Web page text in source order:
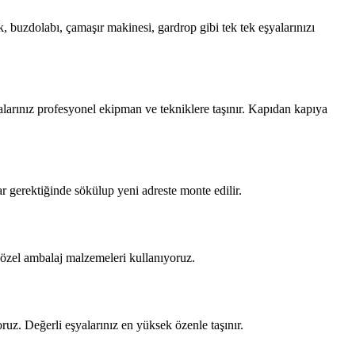
çamaşır makinesi, gardrop gibi tek tek eşyalarınızı
profesyonel ekipman ve tekniklere taşınır. Kapıdan kapıya
gerektiğinde sökülup yeni adreste monte edilir.
ambalaj malzemeleri kullanıyoruz.
Değerli eşyalarınız en yüksek özenle taşınır.